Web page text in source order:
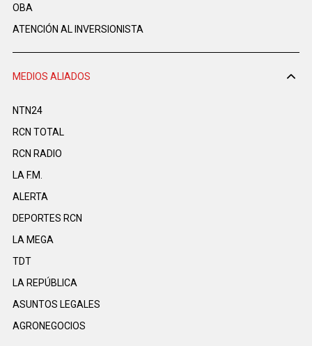
OBA
ATENCIÓN AL INVERSIONISTA
MEDIOS ALIADOS
NTN24
RCN TOTAL
RCN RADIO
LA F.M.
ALERTA
DEPORTES RCN
LA MEGA
TDT
LA REPÚBLICA
ASUNTOS LEGALES
AGRONEGOCIOS